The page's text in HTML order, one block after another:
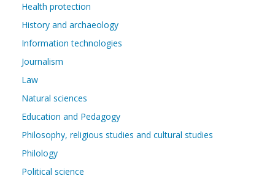
Health protection
History and archaeology
Information technologies
Journalism
Law
Natural sciences
Education and Pedagogy
Philosophy, religious studies and cultural studies
Philology
Political science